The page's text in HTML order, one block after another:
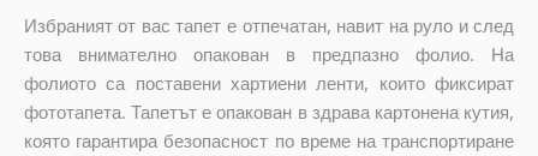
Избраният от вас тапет е отпечатан, навит на руло и след
това внимателно опакован в предпазно фолио. На
фолиото са поставени хартиени ленти, които фиксират
фототапета. Тапетът е опакован в здрава картонена кутия,
която гарантира безопасност по време на транспортиране